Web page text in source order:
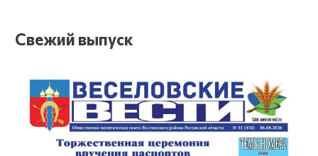
Свежий выпуск